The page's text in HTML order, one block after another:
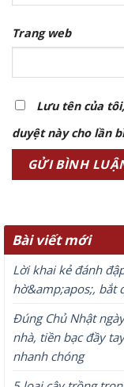
Trang web
Lưu tên của
duyệt này cho lần
Bài viết mới
Lời khai kẻ đánh
hờ&amp;apos;, bắt
Đúng Chủ Nhật
nhà, tiền bạc đầy
nhanh chóng